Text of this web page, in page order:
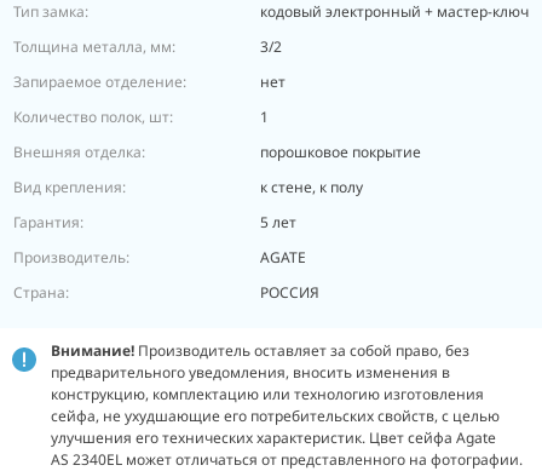
Тип замка:
кодовый электронный + мастер-ключ
Толщина металла, мм:
3/2
Запираемое отделение:
нет
Количество полок, шт:
1
Внешняя отделка:
порошковое покрытие
Вид крепления:
к стене, к полу
Гарантия:
5 лет
Производитель:
AGATE
Страна:
РОССИЯ
Внимание! Производитель оставляет за собой право, без
предварительного уведомления, вносить изменения в
конструкцию, комплектацию или технологию изготовления
сейфа, не ухудшающие его потребительских свойств, с целью
улучшения его технических характеристик. Цвет сейфа Agate
AS 2340EL может отличаться от представленного на фотографии.